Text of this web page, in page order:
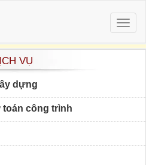
VỤ
dựng
toán công trình